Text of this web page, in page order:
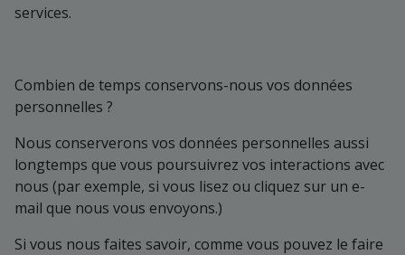
services.
Combien de temps conservons-nous vos données
personnelles ?
Nous conserverons vos données personnelles aussi
longtemps que vous poursuivrez vos interactions avec
nous (par exemple, si vous lisez ou cliquez sur un e-
mail que nous vous envoyons.)
Si vous nous faites savoir, comme vous pouvez le faire